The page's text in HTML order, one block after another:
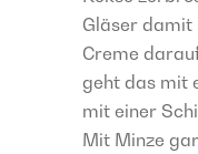
Gläser damit
Creme
geht das mit
mit einer
Mit Minze